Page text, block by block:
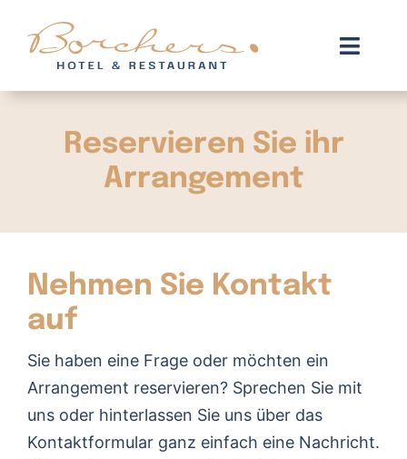
Inhalt
springen
Arrangements
Kontakt
Buchen
Reservieren Sie ihr
Arrangement
Nehmen Sie Kontakt
auf
Sie haben eine Frage oder möchten ein
Arrangement reservieren? Sprechen Sie mit
uns oder hinterlassen Sie uns über das
Kontaktformular ganz einfach eine Nachricht.